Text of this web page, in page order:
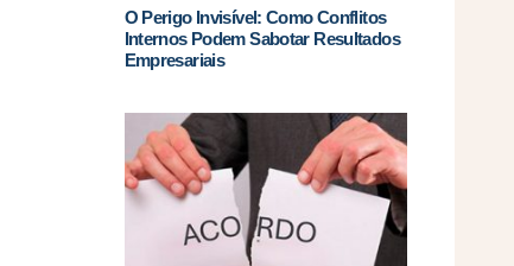
O Perigo Invisível: Como Conflitos
Internos Podem Sabotar Resultados
Empresariais